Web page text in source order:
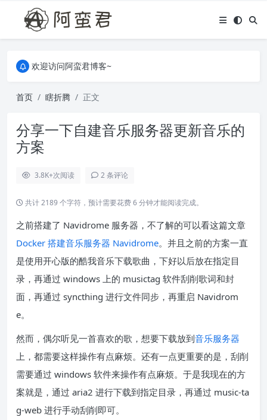
关于本站，有任何疑问都可以评论或留言。
欢迎访问阿蛮君博客~
欢迎访问阿蛮君博客~
首页 瞎折腾 正文
分享一下自建音乐服务器更新音乐的
方案
3.8K+次阅读 2 条评论
共计 2189 个字符，预计需要花费 6 分钟才能阅读完成。
之前搭建了 Navidrome 服务器，不了解的可以看这篇文章
Docker 搭建音乐服务器 Navidrome。并且之前的方案一直
是使用开心版的酷我音乐下载歌曲，下好以后放在指定目
录，再通过 windows 上的 musictag 软件刮削歌词和封
面，再通过 syncthing 进行文件同步，再重启 Navidrom
e。
然而，偶尔听见一首喜欢的歌，想要下载放到音乐服务器
上，都需要这样操作有点麻烦。还有一点更重要的是，刮削
需要通过 windows 软件来操作有点麻烦。于是我现在的方
案就是，通过 aria2 进行下载到指定目录，再通过 music-ta
g-web 进行手动刮削即可。